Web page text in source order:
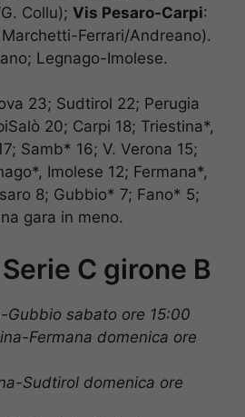
Collu); Vis Pesaro-Carpi:
Ferrari/Andreano).
Legnago-Imolese.
23; Sudtirol 22; Perugia
20; Carpi 18; Triestina*,
Samb* 16; V. Verona 15;
Imolese 12; Fermana*,
8; Gubbio* 7; Fano* 5;
gara in meno.
C girone B
Gubbio sabato ore 15:00
Fermana domenica ore
Sudtirol domenica ore